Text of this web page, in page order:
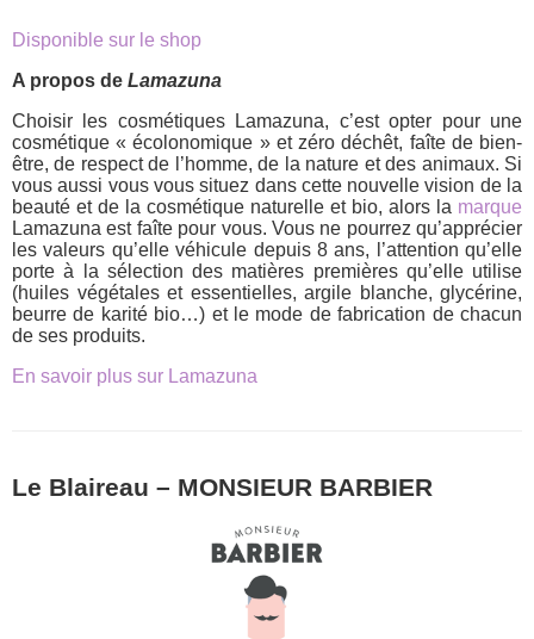
Disponible sur le shop
A propos de Lamazuna
Choisir les cosmétiques Lamazuna, c’est opter pour une
cosmétique « écolonomique » et zéro déchêt, faîte de bien-
être, de respect de l’homme, de la nature et des animaux. Si
vous aussi vous vous situez dans cette nouvelle vision de la
beauté et de la cosmétique naturelle et bio, alors la marque
Lamazuna est faîte pour vous. Vous ne pourrez qu’apprécier
les valeurs qu’elle véhicule depuis 8 ans, l’attention qu’elle
porte à la sélection des matières premières qu’elle utilise
(huiles végétales et essentielles, argile blanche, glycérine,
beurre de karité bio…) et le mode de fabrication de chacun
de ses produits.
En savoir plus sur Lamazuna
Le Blaireau – MONSIEUR BARBIER